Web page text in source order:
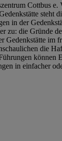
Cottbus
in der
die Gründe
die
in einfacher